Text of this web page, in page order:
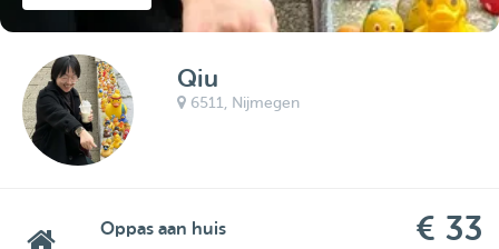
Qiu
6511, Nijmegen
Oppas aan huis € 33